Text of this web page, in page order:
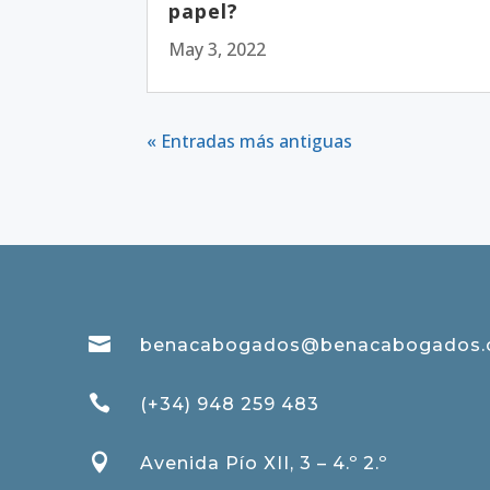
papel?
May 3, 2022
« Entradas más antiguas

 (+34) 948 259 483
 Avenida Pío XII, 3 – 4.º 2.º